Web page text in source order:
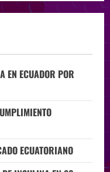
EN ECUADOR POR
ECUATORIANO